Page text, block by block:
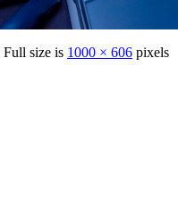
Full size is 1000 × 606 pixels